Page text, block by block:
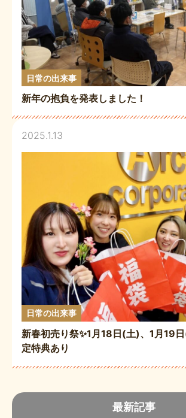
最新記事
日常の出来事
新年の抱負を発表しました！
2025.1.13
日常の出来事
新春初売り祭✨1月18日(土)、1月19
定特典あり